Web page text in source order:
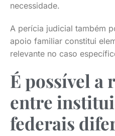
necessidade.
A perícia judicial também
apoio familiar constitui
relevante no caso
É possível a
entre
federais